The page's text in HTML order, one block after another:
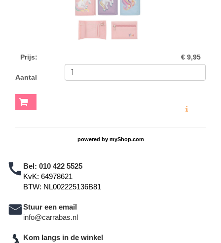
Prijs: € 9,95
Aantal
powered by myShop.com
Bel: 010 422 5525
KvK: 64978621
BTW: NL002225136B81
Stuur een email
info@carrabas.nl
Kom langs in de winkel